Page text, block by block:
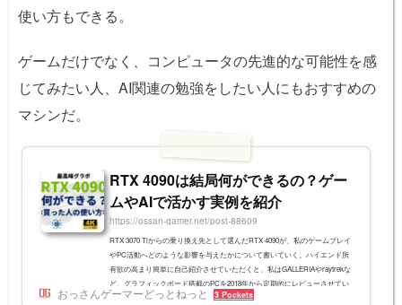
使い方もできる。
ゲームだけでなく、コンピュータの先進的な可能性を感
じてみたい人、AI関連の勉強をしたい人にもおすすめの
マシンだ。
RTX 4090は結局何ができるの？ゲー
ムやAIで活かす実例を紹介
https://ossan-gamer.net/post-88609
RTX 3070 Tiからの乗り換え先として選んだRTX 4090が、私のゲームプレイ
やPC活動へどのような影響を与えたかについて書いていく。ハイエンド所
有欲の高まり簡単に自己紹介させていただくと、私はGALLERIAやraytrekな
ど、グラフィックボード搭載のPCを2018年から定期的にレビューさせてい
ただいているPCゲーマーだ。RTX 4090にするまで、個人的に使っていたの
おっさんゲーマーどっとねっと 3 Pockets